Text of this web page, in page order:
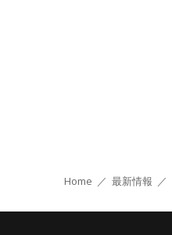
Home ／ 最新情報 ／